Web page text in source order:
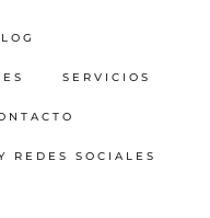
SERVICIOS
REDES SOCIALES